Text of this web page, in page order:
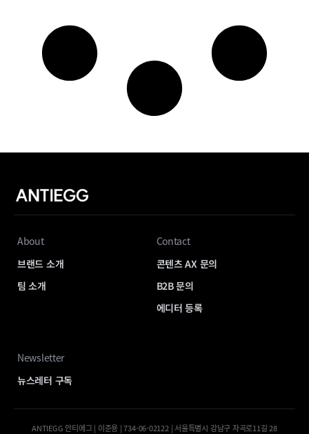
About
브랜드 소개
팀 소개
Contact
콘텐츠 AX 문의
B2B 문의
에디터 등록
Newsletter
뉴스레터 구독
ANTIEGG 안티에그 | 이준용 | 734-06-02122 | 서울특별시 강남구 자곡로11길 28